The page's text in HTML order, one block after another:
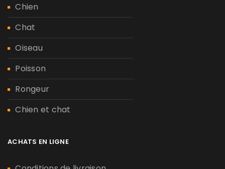
Chien
Chat
Oiseau
Poisson
Rongeur
Chien et chat
ACHATS EN LIGNE